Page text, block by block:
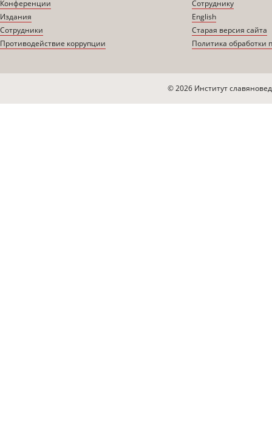
Конференции
Издания
Сотрудники
Противодействие коррупции
Сотруднику
English
Старая версия сайта
Политика обработки
© 2026 Институт